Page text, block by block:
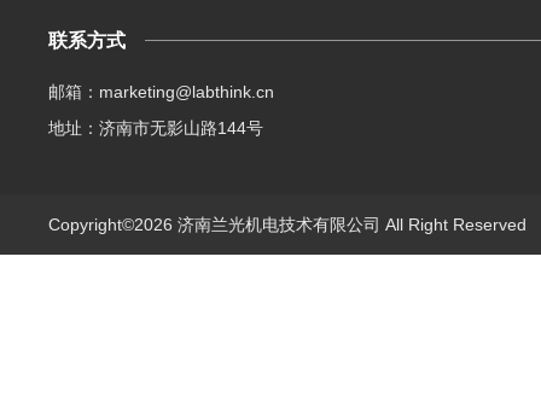
联系方式
邮箱：marketing@labthink.cn
地址：济南市无影山路144号
Copyright©2026 济南兰光机电技术有限公司 All Right